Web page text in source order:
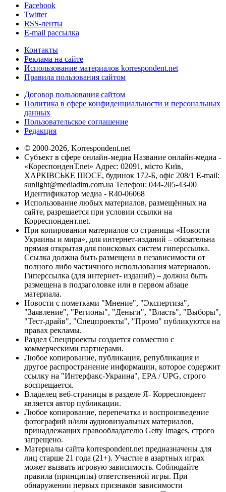
Facebook
Twitter
RSS-ленты
E-mail рассылка
Контакты
Реклама на сайте
Использование материалов korrespondent.net
Правила пользования сайтом
Договор пользования сайтом
Политика в сфере конфиденциальности и персональных
данных
Пользовательское соглашение
Редакция
© 2000-2026, Korrespondent.net
Субъект в сфере онлайн-медиа Название онлайн-медиа -
«КореспонденТ.net» Адрес: 02091, місто Київ,
ХАРКІВСЬКЕ ШОСЕ, будинок 172-Б, офіс 208/1 E-mail:
sunlight@mediadim.com.ua Телефон: 044-205-43-00
Идентификатор медиа - R40-06068
Использование любых материалов, размещённых на
сайте, разрешается при условии ссылки на
Корреспондент.net.
При копировании материалов со страницы «Новости
Украины и мира», для интернет-изданий – обязательна
прямая открытая для поисковых систем гиперссылка.
Ссылка должна быть размещена в независимости от
полного либо частичного использования материалов.
Гиперссылка (для интернет- изданий) – должна быть
размещена в подзаголовке или в первом абзаце
материала.
Новости с пометками "Мнение", "Экспертиза",
"Заявление", "Регионы", "Деньги", "Власть", "Выборы",
"Тест-драйв", "Спецпроекты", "Промо" публикуются на
правах рекламы.
Раздел Спецпроекты создается совместно с
коммерческими партнерами.
Любое копирование, публикация, републикация и
другое распространение информации, которое содержит
ссылку на "Интерфакс-Украина", EPA / UPG, строго
воспрещается.
Владелец веб-страницы в разделе Я- Корреспондент
является автор публикации.
Любое копирование, перепечатка и воспроизведение
фотографий и/или аудиовизуальных материалов,
принадлежащих правообладателю Getty Images, строго
запрещено.
Материалы сайта korrespondent.net предназначены для
лиц старше 21 года (21+). Участие в азартных играх
может вызвать игровую зависимость. Соблюдайте
правила (принципы) ответственной игры. При
обнаружении первых признаков зависимости